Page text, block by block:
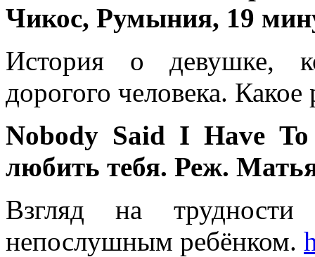
Чикос, Румыния, 19
История о девушке,
дорогого человека.
Nobody Said I Have
любить тебя. Реж.
Взгляд на
непослушным ребёнком.